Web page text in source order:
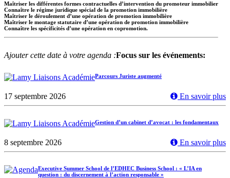
Maîtriser les différentes formes contractuelles d’intervention du promoteur immobilier
Connaître le régime juridique spécial de la promotion immobilière
Maîtriser le déroulement d’une opération de promotion immobilière
Maîtriser le montage statutaire d’une opération de promotion immobilière
Connaître les spécificités d’une opération en copromotion.
Ajouter cette date à votre agenda :Focus sur les événements:
Parcours Juriste augmenté
17 septembre 2026 En savoir plus
Gestion d’un cabinet d’avocat : les fondamentaux
8 septembre 2026 En savoir plus
Executive Summer School de l’EDHEC Business School : « L’IA en
question : du discernement à l’action responsable »